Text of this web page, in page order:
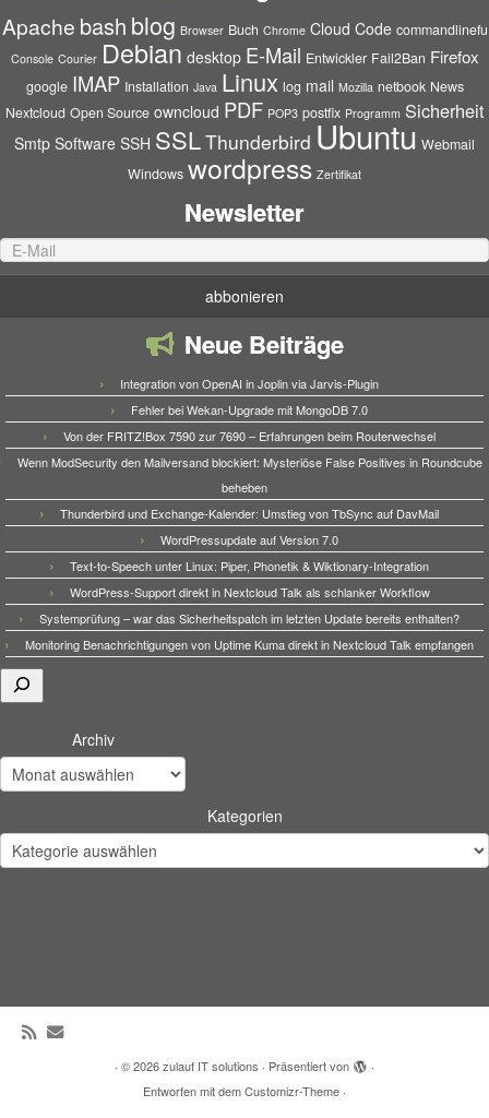
Apache bash blog Browser Buch Chrome Cloud Code commandlinefu
Console Courier Debian desktop E-Mail Entwickler Fail2Ban Firefox
google IMAP Installation Java Linux log mail Mozilla netbook News
Nextcloud Open Source owncloud PDF POP3 postfix Programm Sicherheit
Smtp Software SSH SSLThunderbird Ubuntu Webmail
Windows wordpress Zertifikat
Newsletter
Neue Beiträge
Integration von OpenAI in Joplin via Jarvis-Plugin
Fehler bei Wekan-Upgrade mit MongoDB 7.0
Von der FRITZ!Box 7590 zur 7690 – Erfahrungen beim Routerwechsel
Wenn ModSecurity den Mailversand blockiert: Mysteriöse False Positives in Roundcube
beheben
Thunderbird und Exchange-Kalender: Umstieg von TbSync auf DavMail
WordPressupdate auf Version 7.0
Text-to-Speech unter Linux: Piper, Phonetik & Wiktionary-Integration
WordPress-Support direkt in Nextcloud Talk als schlanker Workflow
Systemprüfung – war das Sicherheitspatch im letzten Update bereits enthalten?
Monitoring Benachrichtigungen von Uptime Kuma direkt in Nextcloud Talk empfangen
Suchen
Archiv
Kategorien
· © 2026zulauf IT solutions · Präsentiert von
·
Entworfen mit demCustomizr-Theme ·